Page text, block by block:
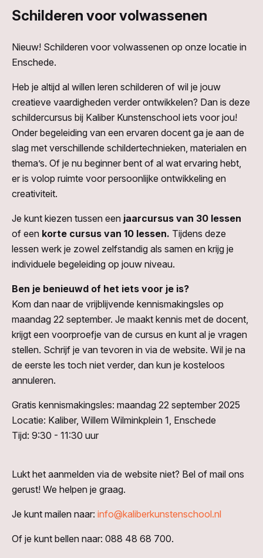
Schilderen voor volwassenen
Nieuw! Schilderen voor volwassenen op onze locatie in
Enschede.
Heb je altijd al willen leren schilderen of wil je jouw
creatieve vaardigheden verder ontwikkelen? Dan is deze
schildercursus bij Kaliber Kunstenschool iets voor jou!
Onder begeleiding van een ervaren docent ga je aan de
slag met verschillende schildertechnieken, materialen en
thema’s. Of je nu beginner bent of al wat ervaring hebt,
er is volop ruimte voor persoonlijke ontwikkeling en
creativiteit.
Je kunt kiezen tussen een jaarcursus van 30 lessen
of een korte cursus van 10 lessen. Tijdens deze
lessen werk je zowel zelfstandig als samen en krijg je
individuele begeleiding op jouw niveau.
Ben je benieuwd of het iets voor je is?
Kom dan naar de vrijblijvende kennismakingsles op
maandag 22 september. Je maakt kennis met de docent,
krijgt een voorproefje van de cursus en kunt al je vragen
stellen. Schrijf je van tevoren in via de website. Wil je na
de eerste les toch niet verder, dan kun je kosteloos
annuleren.
Gratis kennismakingsles: maandag 22 september 2025
Locatie: Kaliber, Willem Wilminkplein 1, Enschede
Tijd: 9:30 - 11:30 uur
Lukt het aanmelden via de website niet? Bel of mail ons
gerust! We helpen je graag.
Je kunt mailen naar: info@kaliberkunstenschool.nl
Of je kunt bellen naar: 088 48 68 700.